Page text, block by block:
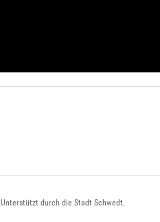
Unterstützt durch die Stadt Schwedt.